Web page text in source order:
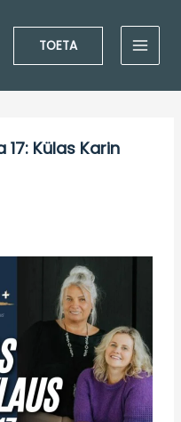
TOETA
Külas Karin